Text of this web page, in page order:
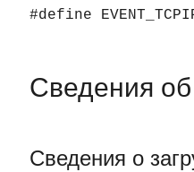
#define
Сведения
Сведения о